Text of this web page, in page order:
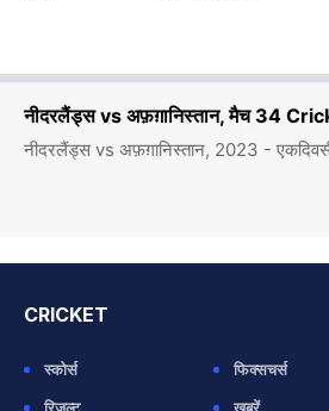
नीदरलैंड्स vs अफ़ग़ानिस्तान, मैच 34
नीदरलैंड्स vs अफ़ग़ानिस्तान, 2023 -
CRICKET
स्कोर्स
फिक्सचर्स